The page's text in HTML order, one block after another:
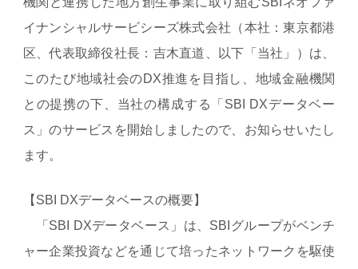
イナンシャルサービシーズ株式会社（本社：東京都港
区、代表取締役社長：吉木直道、以下「当社」）は、
このたび地域社会のDX推進を目指し、地域金融機関
との提携の下、当社の構成する「SBI DXデータベー
ス」のサービスを開始しましたので、お知らせいたし
ます。
【SBI DXデータベースの概要】
「SBI DXデータベース」は、SBIグループがベンチ
ャー企業投資などを通じて培ったネットワークを駆使